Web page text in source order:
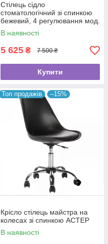
Стілець сідло
стоматологічний зі спинкою
бежевий, 4 регулювання мод.
BS-7015
В наявності
5 625 ₴ 7 500 ₴
Купити
Топ продажів –15%
Крісло стілець майстра на
колесах зі спинкою АСТЕР
В наявності